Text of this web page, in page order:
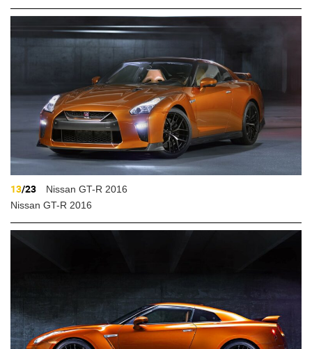
13/23
Nissan GT-R 2016
Nissan GT-R 2016